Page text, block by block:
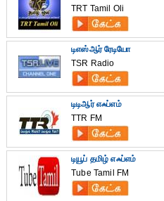
TRT Tamil Oli
டிஎஸ்ஆர் ரேடியோ
TSR Radio
டிடிஆர் எஃப்எம்
TTR FM
டியூப் தமிழ் எஃப்எம்
Tube Tamil FM